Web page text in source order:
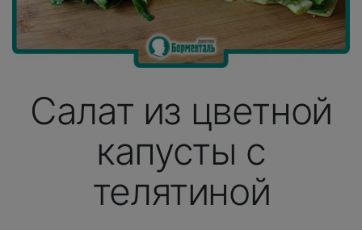
Салат из цветной
капусты с
телятиной